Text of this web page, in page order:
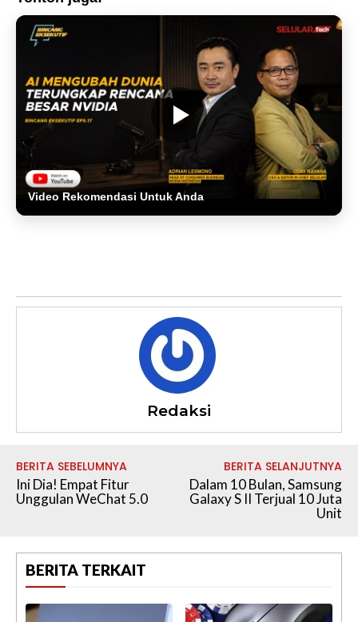
Video Rekomendasi Untuk Anda
Redaksi
BERITA SEBELUMNYA
Ini Dia! Empat Fitur
Unggulan WeChat 5.0
BERITA SELANJUTNYA
Dalam 10 Bulan, Samsung
Galaxy S II Terjual 10 Juta
Unit
BERITA TERKAIT